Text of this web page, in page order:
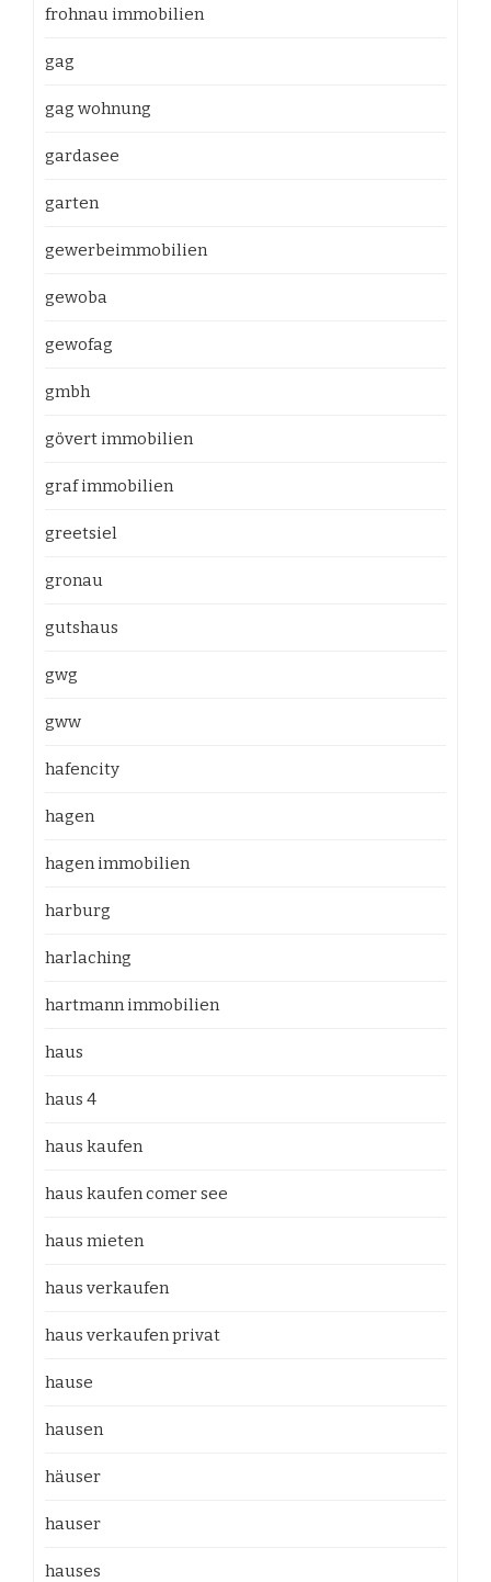
frohnau immobilien
gag
gag wohnung
gardasee
garten
gewerbeimmobilien
gewoba
gewofag
gmbh
gövert immobilien
graf immobilien
greetsiel
gronau
gutshaus
gwg
gww
hafencity
hagen
hagen immobilien
harburg
harlaching
hartmann immobilien
haus
haus 4
haus kaufen
haus kaufen comer see
haus mieten
haus verkaufen
haus verkaufen privat
hause
hausen
häuser
hauser
hauses